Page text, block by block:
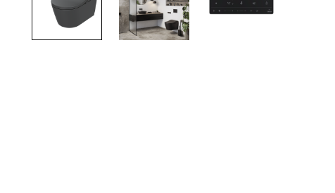
Kylpyhuonekalusteet